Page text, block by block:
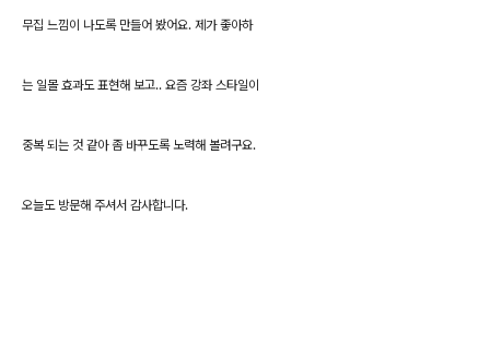
무집 느낌이 나도록 만들어 봤어요. 제가 좋아하
는 일몰 효과도 표현해 보고.. 요즘 강좌 스타일이
중복 되는 것 같아 좀 바꾸도록 노력해 볼려구요.
오늘도 방문해 주셔서 감사합니다.